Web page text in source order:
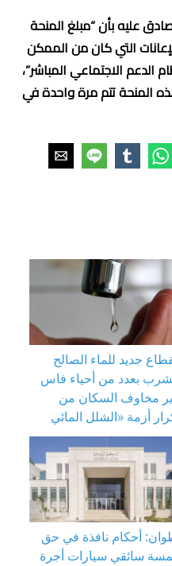
عليه بأن “مبلغ المنحة
التي كان من الممكن
الدعم الاجتماعي المباشر”،
المنحة تتم مرة واحدة في
جديد للماء الصالح
بعدد من أحياء فاس
مخاوف السكان من
أزمة «الشلل المائي
أحكام نافذة في حق
سائقي سيارات أجرة